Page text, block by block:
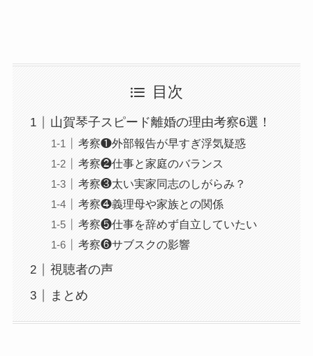
目次
山賀琴子スピード離婚の理由考察6選！
考察❶外部報告が早すぎ浮気疑惑
考察❷仕事と家庭のバランス
考察❸太い実家同志のしがらみ？
考察❹義理母や家族との関係
考察❺仕事を辞めず自立していたい
考察❻サブスクの影響
視聴者の声
まとめ